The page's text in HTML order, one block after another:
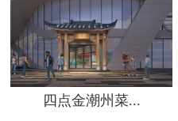
四点金潮州菜...